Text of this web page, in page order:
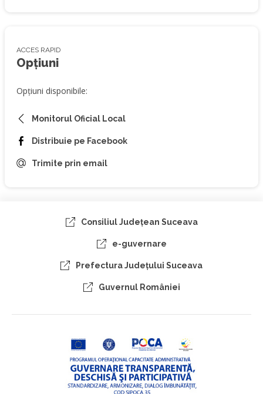
ACCES RAPID
Opțiuni
Opțiuni disponibile:
Monitorul Oficial Local
Distribuie pe Facebook
Trimite prin email
Consiliul Judeţean Suceava
e-guvernare
Prefectura Judeţului Suceava
Guvernul României